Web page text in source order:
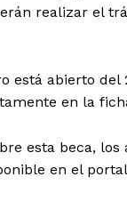
realizar el
abierto del 26
en la
esta beca,
en el